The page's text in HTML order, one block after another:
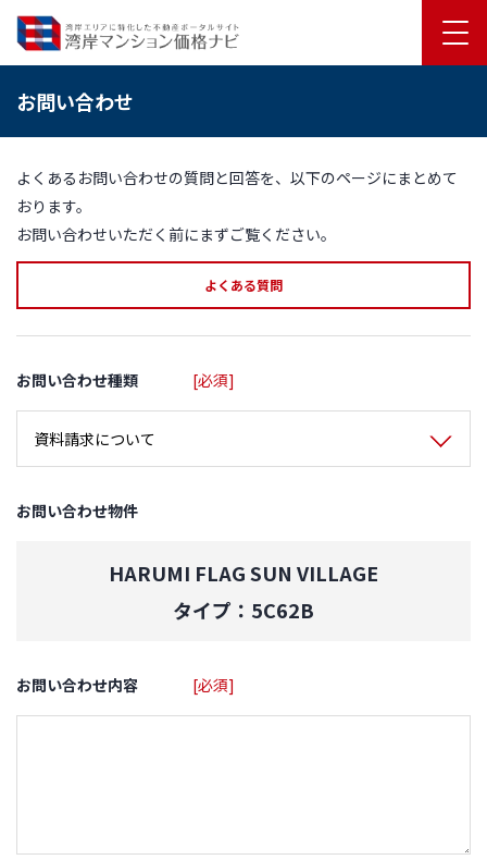
お問い合わせ
よくあるお問い合わせの質問と回答を、以下のページにまとめて
おります。
お問い合わせいただく前にまずご覧ください。
よくある質問
お問い合わせ種類 [必須]
お問い合わせ物件
HARUMI FLAG SUN VILLAGE
タイプ：5C62B
お問い合わせ内容 [必須]